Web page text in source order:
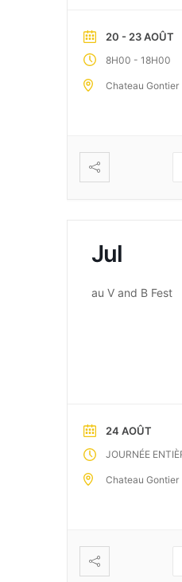
20 - 23 AOÛT
8H00 - 18H00
Chateau Gontier
Jul
au V and B Fest
24 AOÛT
JOURNÉE
Chateau Gontier